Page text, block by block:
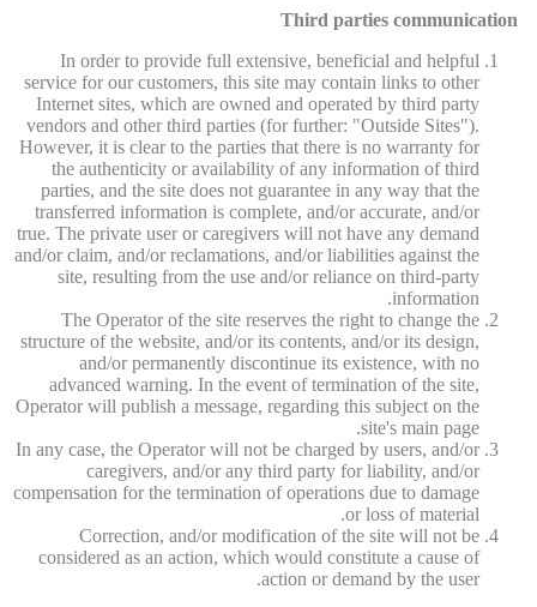
Third parties communication
In order to provide full extensive, beneficial and helpful
service for our customers, this site may contain links to other
Internet sites, which are owned and operated by third party
vendors and other third parties (for further: "Outside Sites").
However, it is clear to the parties that there is no warranty for
the authenticity or availability of any information of third
parties, and the site does not guarantee in any way that the
transferred information is complete, and/or accurate, and/or
true. The private user or caregivers will not have any demand
and/or claim, and/or reclamations, and/or liabilities against the
site, resulting from the use and/or reliance on third-party
information.
The Operator of the site reserves the right to change the
structure of the website, and/or its contents, and/or its design,
and/or permanently discontinue its existence, with no
advanced warning. In the event of termination of the site,
Operator will publish a message, regarding this subject on the
site's main page.
In any case, the Operator will not be charged by users, and/or
caregivers, and/or any third party for liability, and/or
compensation for the termination of operations due to damage
or loss of material.
Correction, and/or modification of the site will not be
considered as an action, which would constitute a cause of
action or demand by the user.